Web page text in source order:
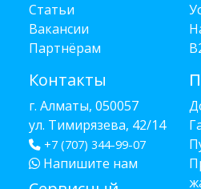
Статьи
Вакансии
Партнёрам
Контакты
г. Алматы, 050057
ул. Тимирязева, 42/14
+7 (707) 344-99-07
Напишите нам